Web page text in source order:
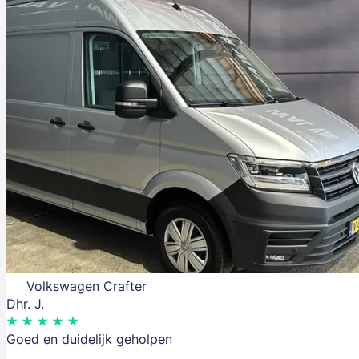
Volkswagen Crafter
Dhr. J.
Goed en duidelijk geholpen